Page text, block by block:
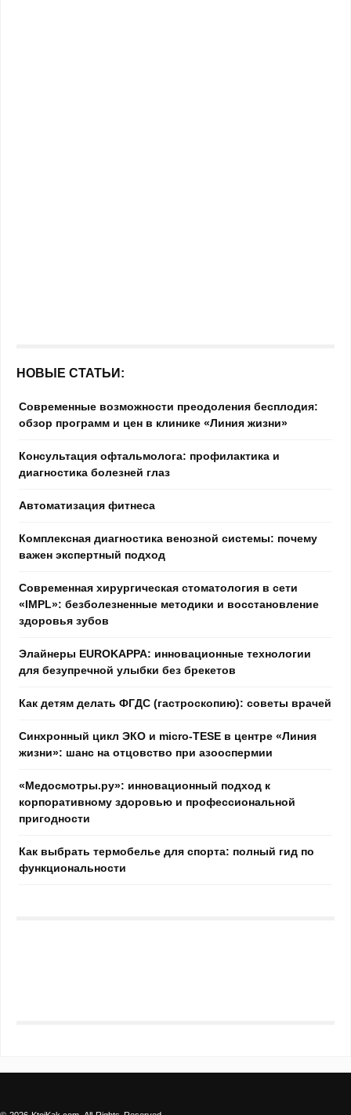
НОВЫЕ СТАТЬИ:
Современные возможности преодоления бесплодия:
обзор программ и цен в клинике «Линия жизни»
Консультация офтальмолога: профилактика и
диагностика болезней глаз
Автоматизация фитнеса
Комплексная диагностика венозной системы: почему
важен экспертный подход
Современная хирургическая стоматология в сети
«IMPL»: безболезненные методики и восстановление
здоровья зубов
Элайнеры EUROKAPPA: инновационные технологии
для безупречной улыбки без брекетов
Как детям делать ФГДС (гастроскопию): советы врачей
Синхронный цикл ЭКО и micro-TESE в центре «Линия
жизни»: шанс на отцовство при азооспермии
«Медосмотры.ру»: инновационный подход к
корпоративному здоровью и профессиональной
пригодности
Как выбрать термобелье для спорта: полный гид по
функциональности